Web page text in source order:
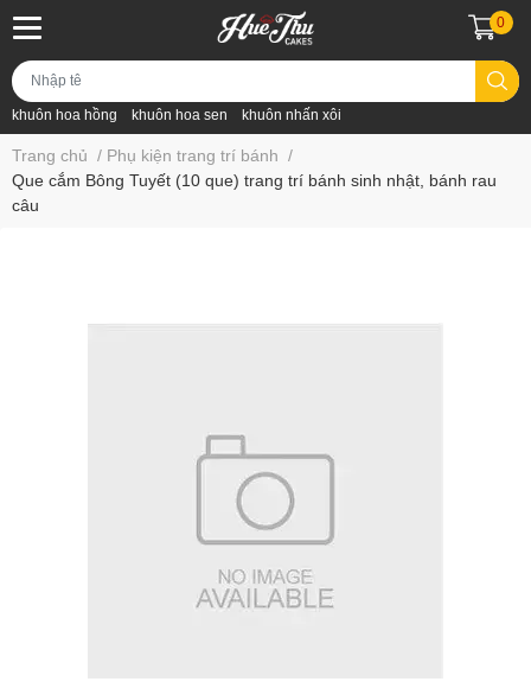
khuôn hoa hồng khuôn hoa sen khuôn nhấn xôi
0
Trang chủ / Phụ kiện trang trí bánh /
Que cắm Bông Tuyết (10 que) trang trí bánh sinh nhật, bánh rau
câu